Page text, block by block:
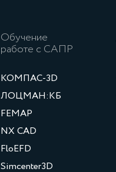
Обучение
работе с САПР
КОМПАС-3D
ЛОЦМАН:КБ
FEMAP
NX CAD
FloEFD
Simcenter3D